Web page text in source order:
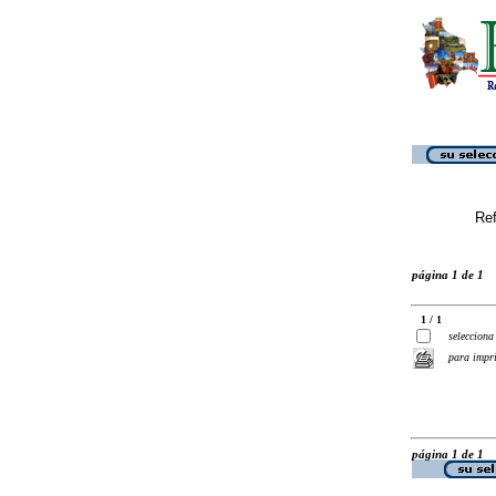
página 1 de 1
1 / 1
selecciona
para
página 1 de 1